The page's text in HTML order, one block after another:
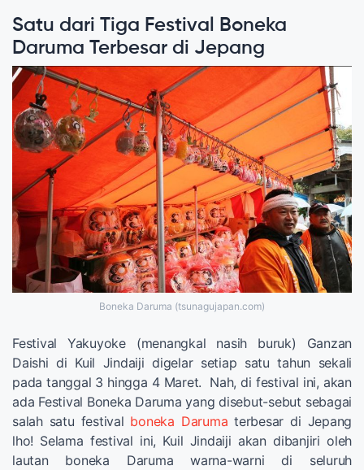
Satu dari Tiga Festival Boneka
Daruma Terbesar di Jepang
Boneka Daruma (tsunagujapan.com)
Festival Yakuyoke (menangkal nasih buruk) Ganzan
Daishi di Kuil Jindaiji digelar setiap satu tahun sekali
pada tanggal 3 hingga 4 Maret. Nah, di festival ini, akan
ada Festival Boneka Daruma yang disebut-sebut sebagai
salah satu festival boneka Daruma terbesar di Jepang
lho! Selama festival ini, Kuil Jindaiji akan dibanjiri oleh
lautan boneka Daruma warna-warni di seluruh